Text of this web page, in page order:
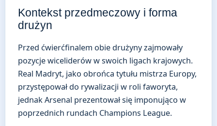
Kontekst przedmeczowy i forma
drużyn
Przed ćwierćfinalem obie drużyny zajmowały
pozycje wiceliderów w swoich ligach krajowych.
Real Madryt, jako obrońca tytułu mistrza Europy,
przystępował do rywalizacji w roli faworyta,
jednak Arsenal prezentował się imponująco w
poprzednich rundach Champions League.